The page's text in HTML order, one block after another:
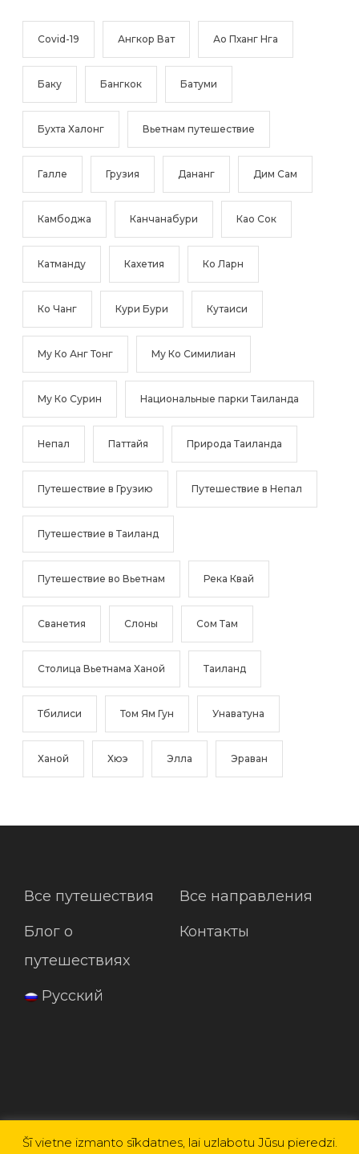
Covid-19 Ангкор Ват Ао Пханг Нга
Баку Бангкок Батуми
Бухта Халонг Вьетнам путешествие
Галле Грузия Дананг Дим Сам
Камбоджа Канчанабури Као Сок
Катманду Кахетия Ко Ларн
Ко Чанг Кури Бури Кутаиси
Му Ко Анг Тонг Му Ко Симилиан
Му Ко Сурин Национальные парки Таиланда
Непал Паттайя Природа Таиланда
Путешествие в Грузию Путешествие в Непал
Путешествие в Таиланд
Путешествие во Вьетнам Река Квай
Сванетия Слоны Сом Там
Столица Вьетнама Ханой Таиланд
Тбилиси Том Ям Гун Унаватуна
Ханой Хюэ Элла Эраван
Все путешествия
Все направления
Блог о
путешествиях
Контакты
Русский
Šī vietne izmanto sīkdatnes, lai uzlabotu Jūsu pieredzi.